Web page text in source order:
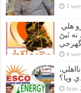
3
ٿيڻ
4
June